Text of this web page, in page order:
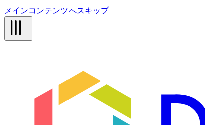
メインコンテンツへスキップ